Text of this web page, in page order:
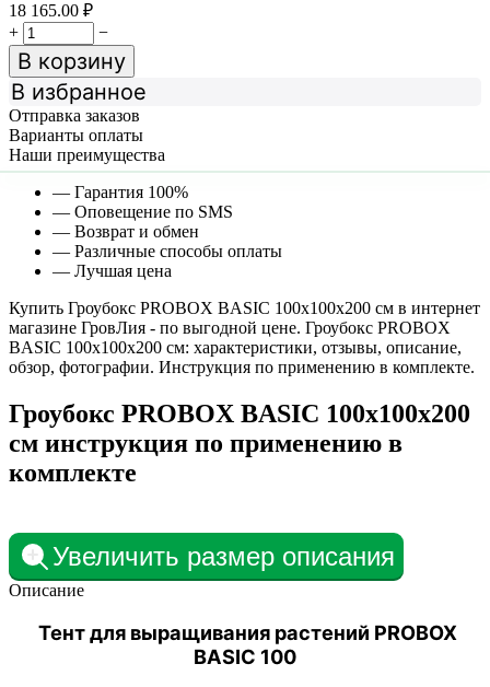
18 165.00 ₽
+
−
В корзину
В избранное
Отправка заказов
Варианты оплаты
Наши преимущества
— Гарантия 100%
— Оповещение по SMS
— Возврат и обмен
— Различные способы оплаты
— Лучшая цена
Купить Гроубокс PROBOX BASIC 100х100х200 см в интернет
магазине ГровЛия - по выгодной цене. Гроубокс PROBOX
BASIC 100х100х200 см: характеристики, отзывы, описание,
обзор, фотографии. Инструкция по применению в комплекте.
Гроубокс PROBOX BASIC 100х100х200
см инструкция по применению в
комплекте
Увеличить размер описания
Описание
Тент для выращивания растений PROBOX
BASIC 100